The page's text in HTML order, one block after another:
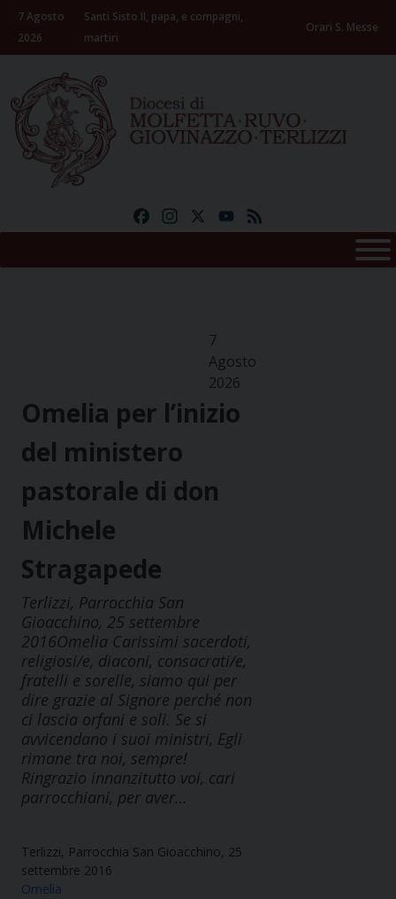
Skip
content
7 Agosto
2026
Santi Sisto II, papa, e compagni,
martiri
Orari S. Messe
FacebookInstagramYouTube
7
Agosto
2026
Omelia per l’inizio
del ministero
pastorale di don
Michele
Stragapede
Terlizzi, Parrocchia San
Gioacchino, 25 settembre
2016Omelia Carissimi sacerdoti,
religiosi/e, diaconi, consacrati/e,
fratelli e sorelle, siamo qui per
dire grazie al Signore perché non
ci lascia orfani e soli. Se si
avvicendano i suoi ministri, Egli
rimane tra noi, sempre!
Ringrazio innanzitutto voi, cari
parrocchiani, per aver…
Terlizzi, Parrocchia San Gioacchino, 25
settembre 2016
Omelia